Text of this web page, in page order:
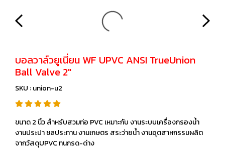
บอลวาล์วยูเนี่ยน WF UPVC ANSI TrueUnion
Ball Valve 2"
SKU : union-u2
ขนาด 2 นิ้ว สำหรับสวมท่อ PVC เหมาะกับ งานระบบเครื่องกรองน้ำ
งานประปา ชลประทาน งานเกษตร สระว่ายน้ำ งานอุตสาหกรรมผลิต
จากวัสดุUPVC ทนกรด-ด่าง